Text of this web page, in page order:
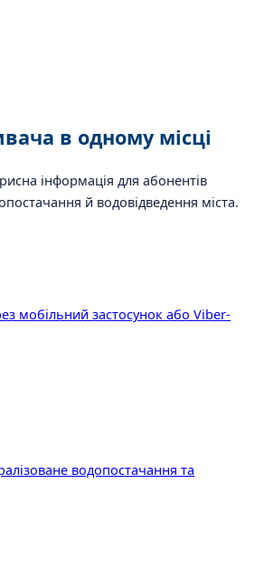
в одному місці
інформація для абонентів
й водовідведення міста.
мобільний застосунок або Viber-
водопостачання та